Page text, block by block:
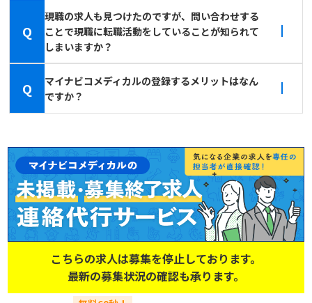
Q
現職の求人も見つけたのですが、問い合わせする
ことで現職に転職活動をしていることが知られて
しまいますか？
Q
マイナビコメディカルの登録するメリットはなん
ですか？
こちらの求人は募集を停止しております。
最新の募集状況の確認も承ります。